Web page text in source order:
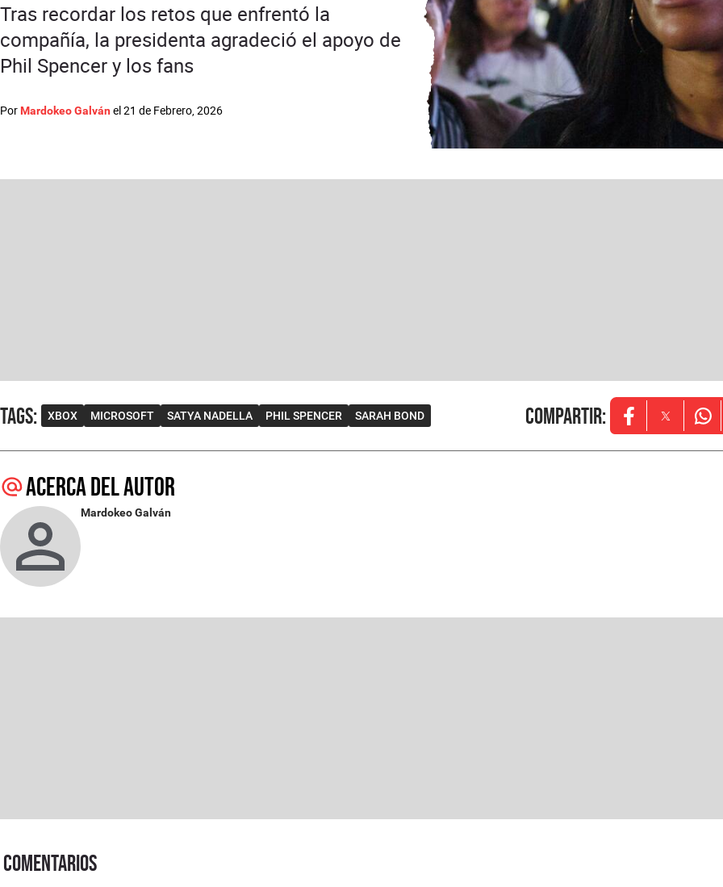
Por Mardokeo Galván el21 de Febrero, 2026
Tras recordar los retos que enfrentó la
compañía, la presidenta agradeció el apoyo de
Phil Spencer y los fans
Tags: XBOX MICROSOFT SATYA NADELLA PHIL SPENCER SARAH BOND Compartir: Opens in new
Opens in
Acerca del autor
Mardokeo Galván
Comentarios